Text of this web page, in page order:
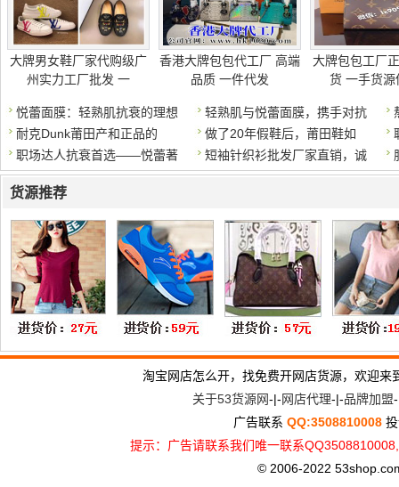
大牌男女鞋厂家代购级广
州实力工厂批发 一
香港大牌包包代工厂 高端
品质 一件代发
大牌包包工厂
货 一手货源
悦蕾面膜：轻熟肌抗衰的理想 轻熟肌与悦蕾面膜，携手对抗
耐克Dunk莆田产和正品的
做了20年假鞋后，莆田鞋如
职场达人抗衰首选——悦蕾著
短袖针织衫批发厂家直销，诚
货源推荐
淘宝网店怎么开，找免费开网店货源，欢迎
关于53货源网-|-网店代理-|-品牌加盟
广告联系 QQ:3508810008
提示：广告请联系我们唯一联系
© 2006-2022